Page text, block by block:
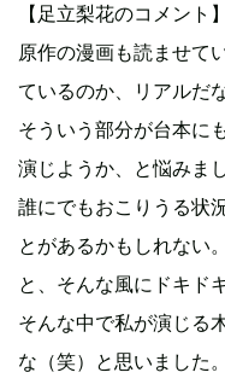
【足立梨花のコメント】
原作の漫画も読ませて
ているのか、リアルだ
そういう部分が台本に
演じようか、と悩みまし
誰にでもおこりうる状
とがあるかもしれない
と、そんな風にドキド
そんな中で私が演じる
な（笑）と思いました